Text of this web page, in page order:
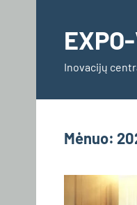
content
Inovacijų
Mėnuo: